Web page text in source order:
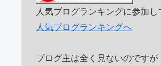
人気ブログランキングに参加し
人気ブログランキングへ
ブログ主は全く見ないのですが